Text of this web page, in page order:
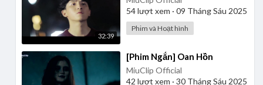
32:39
54lượt xem · 09 Tháng Sáu 2025
Phim và Hoạt hình
⁣[Phim Ngắn] Oan Hồn
MiuClip Official
42 lượt xem · 30 Tháng Sáu 2025